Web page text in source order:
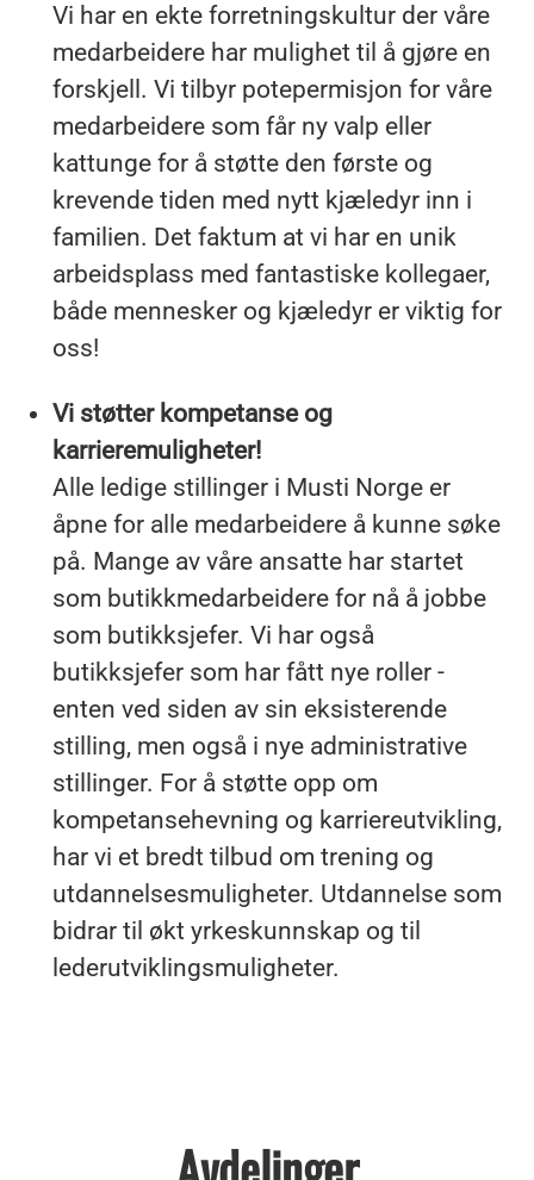
Vi har en ekte forretningskultur der våre
medarbeidere har mulighet til å gjøre en
forskjell. Vi tilbyr potepermisjon for våre
medarbeidere som får ny valp eller
kattunge for å støtte den første og
krevende tiden med nytt kjæledyr inn i
familien. Det faktum at vi har en unik
arbeidsplass med fantastiske kollegaer,
både mennesker og kjæledyr er viktig for
oss!
Vi støtter kompetanse og
karrieremuligheter!
Alle ledige stillinger i Musti Norge er
åpne for alle medarbeidere å kunne søke
på. Mange av våre ansatte har startet
som butikkmedarbeidere for nå å jobbe
som butikksjefer. Vi har også
butikksjefer som har fått nye roller -
enten ved siden av sin eksisterende
stilling, men også i nye administrative
stillinger. For å støtte opp om
kompetansehevning og karriereutvikling,
har vi et bredt tilbud om trening og
utdannelsesmuligheter. Utdannelse som
bidrar til økt yrkeskunnskap og til
lederutviklingsmuligheter.
Ledige stillinger i våre Musti-